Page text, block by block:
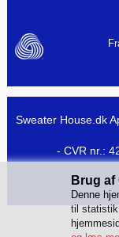
Brug
Denne
til statistik
Sweater House.dk
- CVR nr.: